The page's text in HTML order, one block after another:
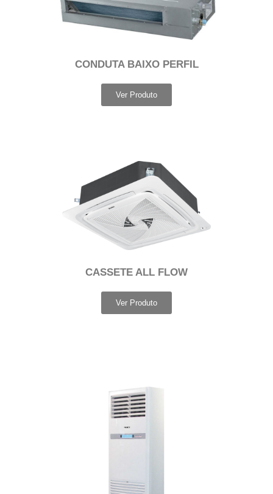
CONDUTA BAIXO PERFIL
Ver Produto
CASSETE ALL FLOW
Ver Produto